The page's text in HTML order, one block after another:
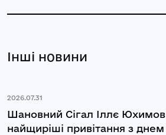
Інші новини
2026.07.31
Шановний Сігал Іллє
найщиріші привітання з